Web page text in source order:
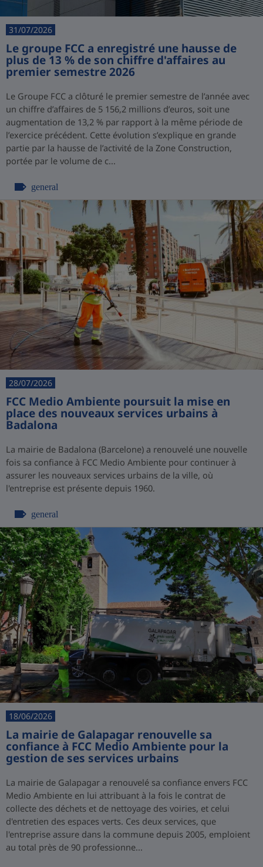
31/07/2026
Le groupe FCC a enregistré une hausse de
plus de 13 % de son chiffre d'affaires au
premier semestre 2026
Le Groupe FCC a clôturé le premier semestre de l’année avec
un chiffre d’affaires de 5 156,2 millions d’euros, soit une
augmentation de 13,2 % par rapport à la même période de
l’exercice précédent. Cette évolution s’explique en grande
partie par la hausse de l’activité de la Zone Construction,
portée par le volume de c...
general
28/07/2026
FCC Medio Ambiente poursuit la mise en
place des nouveaux services urbains à
Badalona
La mairie de Badalona (Barcelone) a renouvelé une nouvelle
fois sa confiance à FCC Medio Ambiente pour continuer à
assurer les nouveaux services urbains de la ville, où
l'entreprise est présente depuis 1960.
general
18/06/2026
La mairie de Galapagar renouvelle sa
confiance à FCC Medio Ambiente pour la
gestion de ses services urbains
La mairie de Galapagar a renouvelé sa confiance envers FCC
Medio Ambiente en lui attribuant à la fois le contrat de
collecte des déchets et de nettoyage des voiries, et celui
d'entretien des espaces verts. Ces deux services, que
l'entreprise assure dans la commune depuis 2005, emploient
au total près de 90 professionne...